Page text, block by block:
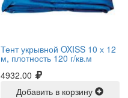
Тент укрывной OXISS 10 х 12
м, плотность 120 г/кв.м
4932.00
Добавить в корзину